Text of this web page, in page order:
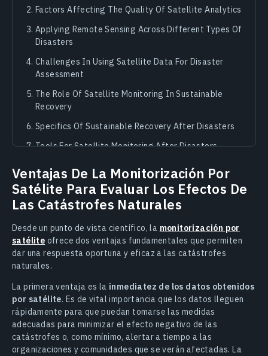
Factors Affecting The Quality Of Satellite Analytics
Applying Remote Sensing Across Different Types Of
Disasters
Challenges In Using Satellite Data For Disaster
Assessment
The Role Of Satellite Monitoring In Sustainable
Recovery
Specifics Of Sustainable Recovery After Disasters
Tools For Satellite Monitoring After Disasters
Sustainable Recovery: Past, Present, Future
Ventajas De La Monitorización Por
Satélite Para Evaluar Los Efectos De
Las Catástrofes Naturales
Desde un punto de vista científico, la monitorización por
satélite ofrece dos ventajas fundamentales que permiten
dar una respuesta oportuna y eficaz a las catástrofes
naturales.
La primera ventaja es la inmediatez de los datos obtenidos
por satélite. Es de vital importancia que los datos lleguen
rápidamente para que puedan tomarse las medidas
adecuadas para minimizar el efecto negativo de las
catástrofes o, como mínimo, alertar a tiempo a las
organizaciones y comunidades que se verán afectadas. La